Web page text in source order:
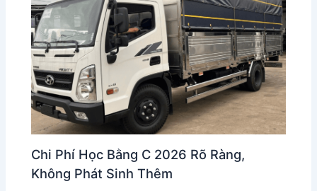
Chi Phí Học Bằng C 2026 Rõ Ràng,
Không Phát Sinh Thêm